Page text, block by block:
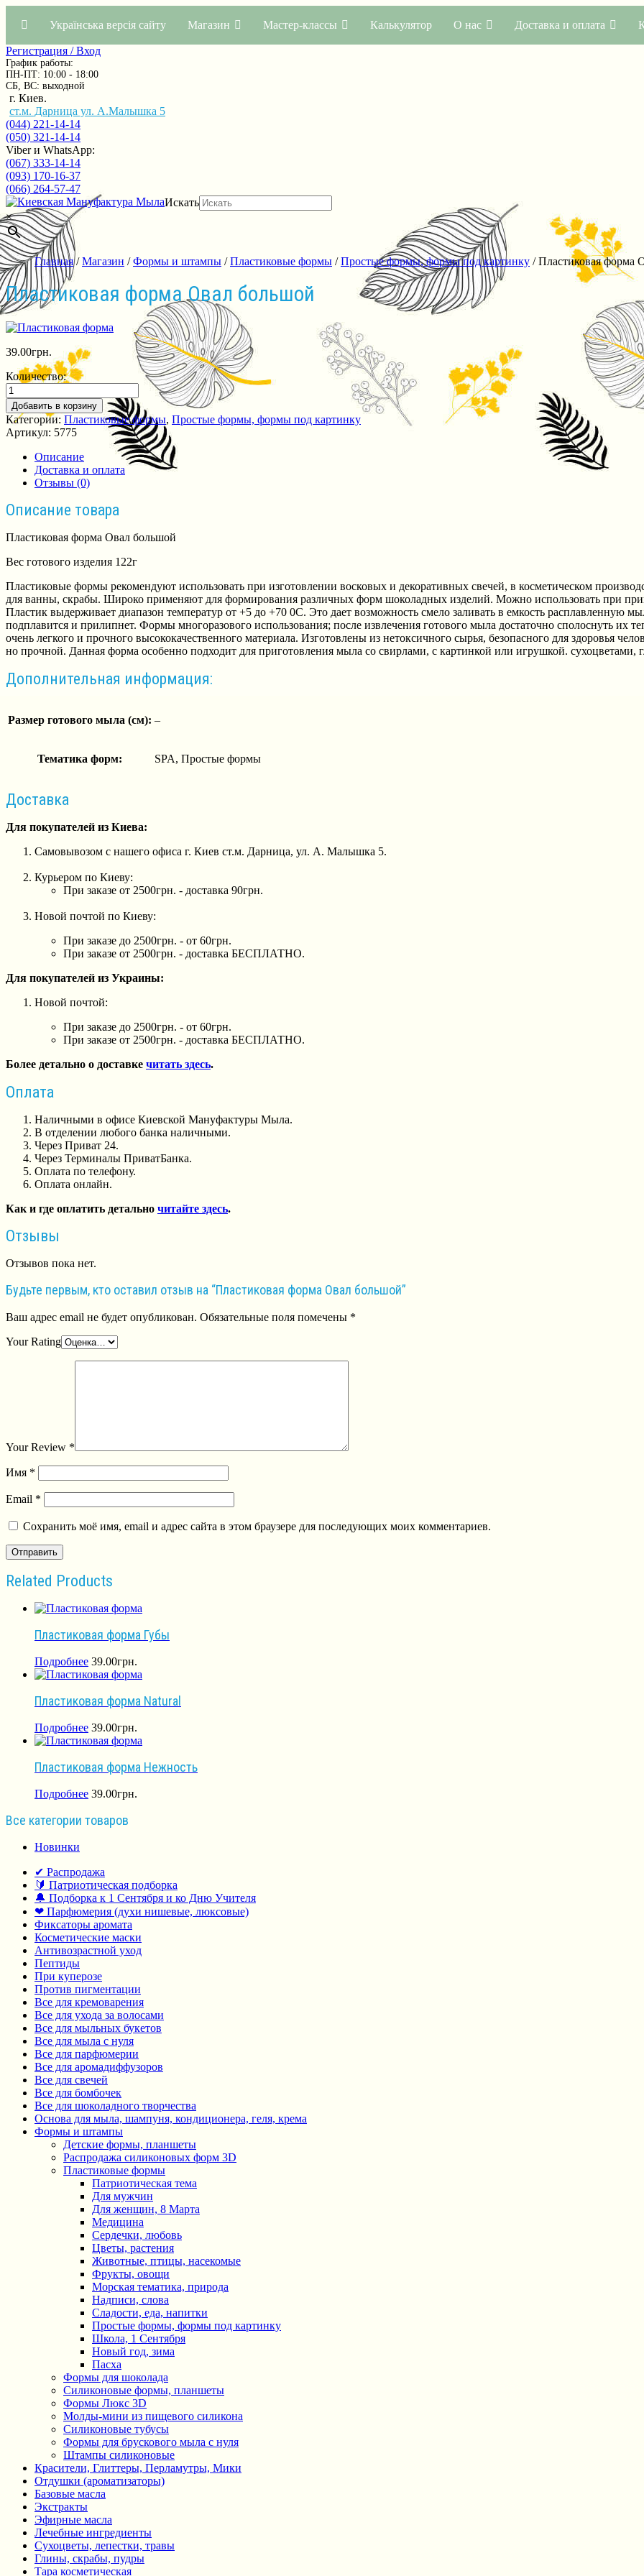
Українська версія сайту Магазин Мастер-классы Калькулятор О нас Доставка и оплата
Регистрация / Вход
График работы:
ПН-ПТ: 10:00 - 18:00
СБ, ВС: выходной
г. Киев.
ст.м. Дарница ул. А.Малышка 5
(044) 221-14-14
(050) 321-14-14
Viber и WhatsApp:
(067) 333-14-14
(093) 170-16-37
(066) 264-57-47
Искать
×
Главная/Магазин /Формы и штампы /Пластиковые формы /Простые формы, формы под картинку / Пластиковая форма
Пластиковая форма Овал большой
39.00грн.
Количество:
Добавить в корзину
Категории: Пластиковые формы, Простые формы, формы под картинку
Артикул: 5775
Описание
Доставка и оплата
Отзывы (0)
Описание товара
Пластиковая форма Овал большой
Вес готового изделия 122г
Пластиковые формы рекомендуют использовать при изготовлении восковых и декоративных свечей, в косметическом
для ванны, скрабы. Широко применяют для формирования различных форм шоколадных изделий. Можно использовать при
Пластик выдерживает диапазон температур от +5 до +70 0С. Это дает возможность смело заливать в емкость расплавленную
подплавится и прилипнет. Формы многоразового использования; после извлечения готового мыла достаточно сполоснуть их
очень легкого и прочного высококачественного материала. Изготовлены из нетоксичного сырья, безопасного для здоровья
но прочной. Данная форма особенно подходит для приготовления мыла со свирлами, с картинкой или игрушкой. сухоцветами,
Дополнительная информация:
Размер готового мыла (см): –
Тематика форм: SPA, Простые формы
Доставка
Для покупателей из Киева:
Самовывозом с нашего офиса г. Киев ст.м. Дарница, ул. А. Малышка 5.
Курьером по Киеву:
При заказе от 2500грн. - доставка 90грн.
Новой почтой по Киеву:
При заказе до 2500грн. - от 60грн.
При заказе от 2500грн. - доставка БЕСПЛАТНО.
Для покупателей из Украины:
Новой почтой:
При заказе до 2500грн. - от 60грн.
При заказе от 2500грн. - доставка БЕСПЛАТНО.
Более детально о доставке читать здесь.
Оплата
Наличными в офисе Киевской Мануфактуры Мыла.
В отделении любого банка наличными.
Через Приват 24.
Через Терминалы ПриватБанка.
Оплата по телефону.
Оплата онлайн.
Как и где оплатить детально читайте здесь.
Отзывы
Отзывов пока нет.
Будьте первым, кто оставил отзыв на “Пластиковая форма Овал большой”
Ваш адрес email не будет опубликован. Обязательные поля помечены *
Your Rating
Your Review *
Имя *
Email *
Сохранить моё имя, email и адрес сайта в этом браузере для последующих моих комментариев.
Related Products
Пластиковая форма Губы
Подробнее 39.00грн.
Пластиковая форма Natural
Подробнее 39.00грн.
Пластиковая форма Нежность
Подробнее 39.00грн.
Все категории товаров
Новинки
✔ Распродажа
🔰 Патриотическая подборка
🔔 Подборка к 1 Сентября и ко Дню Учителя
❤ Парфюмерия (духи нишевые, люксовые)
Фиксаторы аромата
Косметические маски
Антивозрастной уход
Пептиды
При куперозе
Против пигментации
Все для кремоварения
Все для ухода за волосами
Все для мыльных букетов
Все для мыла с нуля
Все для парфюмерии
Все для аромадиффузоров
Все для свечей
Все для бомбочек
Все для шоколадного творчества
Основа для мыла, шампуня, кондиционера, геля, крема
Формы и штампы
Детские формы, планшеты
Распродажа силиконовых форм 3D
Пластиковые формы
Патриотическая тема
Для мужчин
Для женщин, 8 Марта
Медицина
Сердечки, любовь
Цветы, растения
Животные, птицы, насекомые
Фрукты, овощи
Морская тематика, природа
Надписи, слова
Сладости, еда, напитки
Простые формы, формы под картинку
Школа, 1 Сентября
Новый год, зима
Пасха
Формы для шоколада
Силиконовые формы, планшеты
Формы Люкс 3D
Молды-мини из пищевого силикона
Силиконовые тубусы
Формы для брускового мыла с нуля
Штампы силиконовые
Красители, Глиттеры, Перламутры, Мики
Отдушки (ароматизаторы)
Базовые масла
Экстракты
Эфирные масла
Лечебные ингредиенты
Сухоцветы, лепестки, травы
Глины, скрабы, пудры
Тара косметическая